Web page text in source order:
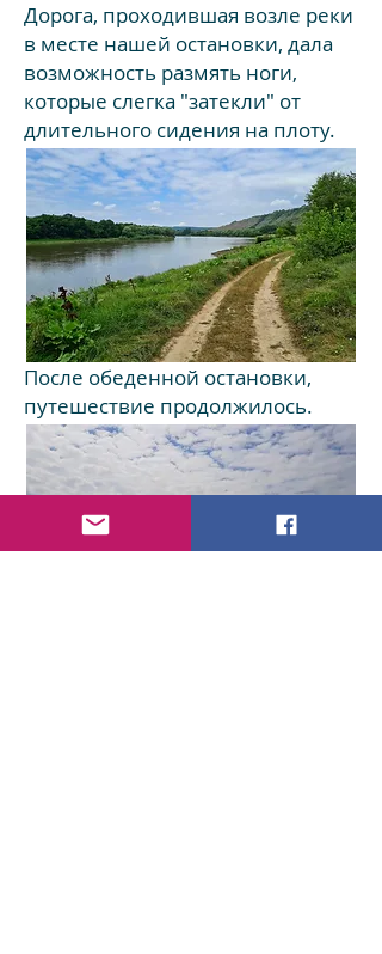
Дорога, проходившая возле реки
в месте нашей остановки, дала
возможность размять ноги,
которые слегка "затекли" от
длительного сидения на плоту.
После обеденной остановки,
путешествие продолжилось.